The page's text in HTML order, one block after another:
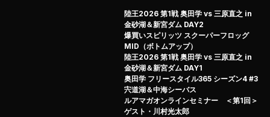
低弾性カーボンの特性を最大限に生かしたハードベイト新
ルアーでは、タイニークランク、ジャークベイト、ビッグ
ベイト、そしてダーターと、
オンリーハードベイトで新たな可能性を探る！
各アイテムに関して、それぞれ現場にて実釣を交えながら
今年のグラスルーツも目が離せないぞ！
陸王2026 第1戦 奥田学 vs 三原直之 in
金砂湖＆新宮ダム DAY2
爆買いスピリッツ スクーパーフロッグ
MID（ボトムアップ）
陸王2026 第1戦 奥田学 vs 三原直之 in
金砂湖＆新宮ダム DAY1
奥田学 フリースタイル365 シーズン4 #3
宍道湖＆中海シーバス
ルアマガオンラインセミナー ＜第1回＞
ゲスト・川村光太郎